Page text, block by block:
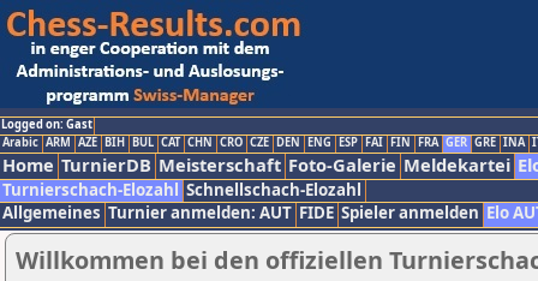
Logged on: Gast
Arabic ARM AZE BIH BUL CAT CHN CRO CZE DEN ENG ESP FAI FIN FRA GER GRE INA
Home TurnierDB Meisterschaft Foto-Galerie Meldekartei
Turnierschach-Elozahl Schnellschach-Elozahl
Allgemeines Turnier anmelden: AUT FIDE Spieler anmelden Elo
Willkommen bei den offiziellen